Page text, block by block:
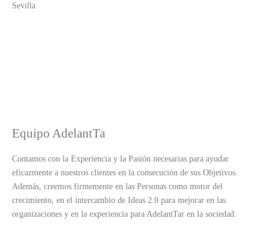
Sevilla
Equipo AdelantTa
Contamos con la Experiencia y la Pasión necesarias para ayudar
eficazmente a nuestros clientes en la consecución de sus Objetivos.
Además, creemos firmemente en las Personas como motor del
crecimiento, en el intercambio de Ideas 2.0 para mejorar en las
organizaciones y en la experiencia para AdelantTar en la sociedad.